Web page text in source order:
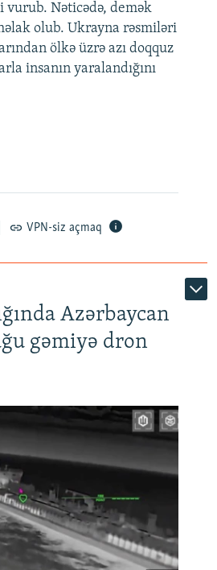
vurub. Nəticədə, demək
olub. Ukrayna rəsmiləri
ölkə üzrə azı doqquz
insanın yaralandığını
VPN-siz açmaq
Azərbaycan
gəmiyə dron